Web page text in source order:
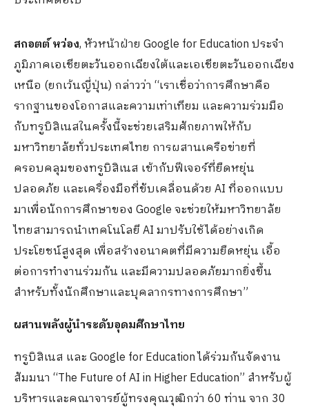
สกอตต์ หว่อง, หัวหน้าฝ่าย Google for Education ประจำ
ภูมิภาคเอเชียตะวันออกเฉียงใต้และเอเชียตะวันออกเฉียง
เหนือ (ยกเว้นญี่ปุ่น) กล่าวว่า “เราเชื่อว่าการศึกษาคือ
รากฐานของโอกาสและความเท่าเทียม และความร่วมมือ
กับทรูบิสิเนสในครั้งนี้จะช่วยเสริมศักยภาพให้กับ
มหาวิทยาลัยทั่วประเทศไทย การผสานเครือข่ายที่
ครอบคลุมของทรูบิสิเนส เข้ากับฟีเจอร์ที่ยืดหยุ่น
ปลอดภัย และเครื่องมือที่ขับเคลื่อนด้วย AI ที่ออกแบบ
มาเพื่อนักการศึกษาของ Google จะช่วยให้มหาวิทยาลัย
ไทยสามารถนำเทคโนโลยี AI มาปรับใช้ได้อย่างเกิด
ประโยชน์สูงสุด เพื่อสร้างอนาคตที่มีความยืดหยุ่น เอื้อ
ต่อการทำงานร่วมกัน และมีความปลอดภัยมากยิ่งขึ้น
สำหรับทั้งนักศึกษาและบุคลากรทางการศึกษา”
ผสานพลังผู้นำระดับอุดมศึกษาไทย
ทรูบิสิเนส และ Google for Education ได้ร่วมกันจัดงาน
สัมมนา “The Future of AI in Higher Education” สำหรับผู้
บริหารและคณาจารย์ผู้ทรงคุณวุฒิกว่า 60 ท่าน จาก 30